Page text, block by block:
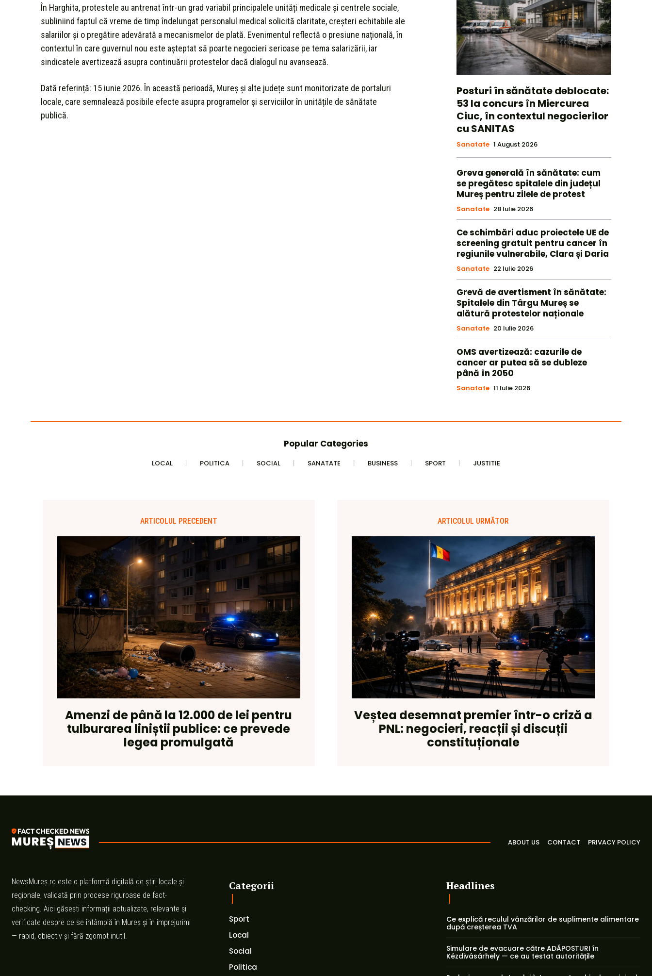
În Harghita, protestele au antrenat într-un grad variabil principalele unități medicale și centrele sociale,
subliniind faptul că vreme de timp îndelungat personalul medical solicită claritate, creșteri echitabile ale
salariilor și o pregătire adevărată a mecanismelor de plată. Evenimentul reflectă o presiune națională, în
contextul în care guvernul nou este așteptat să poarte negocieri serioase pe tema salarizării, iar
sindicatele avertizează asupra continuării protestelor dacă dialogul nu avansează.
Dată referință: 15 iunie 2026. În această perioadă, Mureș și alte județe sunt monitorizate de portaluri
locale, care semnalează posibile efecte asupra programelor și serviciilor în unitățile de sănătate
publică.
Posturi în sănătate deblocate:
53 la concurs în Miercurea
Ciuc, în contextul negocierilor
cu SANITAS
Sanatate 1 August 2026
Greva generală în sănătate: cum
se pregătesc spitalele din județul
Mureș pentru zilele de protest
Sanatate 28 Iulie 2026
Ce schimbări aduc proiectele UE de
screening gratuit pentru cancer în
regiunile vulnerabile, Clara și Daria
Sanatate 22 Iulie 2026
Grevă de avertisment în sănătate:
Spitalele din Târgu Mureș se
alătură protestelor naționale
Sanatate 20 Iulie 2026
OMS avertizează: cazurile de
cancer ar putea să se dubleze
până în 2050
Sanatate 11 Iulie 2026
Popular Categories
LOCAL POLITICA SOCIAL SANATATE BUSINESS SPORT JUSTITIE
ARTICOLUL PRECEDENT
Amenzi de până la 12.000 de lei pentru
tulburarea liniștii publice: ce prevede
legea promulgată
ARTICOLUL URMĂTOR
Veștea desemnat premier într-o criză a
PNL: negocieri, reacții și discuții
constituționale
ABOUT US CONTACT PRIVACY POLICY
NewsMureș.ro este o platformă digitală de știri locale și
regionale, validată prin procese riguroase de fact-
checking. Aici găsești informații actualizate, relevante și
verificate despre ce se întâmplă în Mureș și în împrejurimi
— rapid, obiectiv și fără zgomot inutil.
Categorii
Sport
Local
Social
Politica
Headlines
Ce explică reculul vânzărilor de suplimente alimentare
după creșterea TVA
Simulare de evacuare către ADĂPOSTURI în
Kézdivásárhely — ce au testat autoritățile